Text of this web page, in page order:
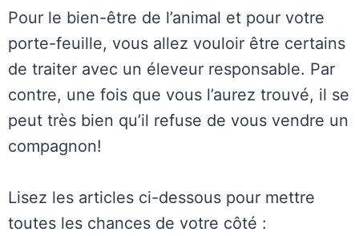
Pour le bien-être de l’animal et pour votre
porte-feuille, vous allez vouloir être certains
de traiter avec un éleveur responsable. Par
contre, une fois que vous l’aurez trouvé, il se
peut très bien qu’il refuse de vous vendre un
compagnon!
Lisez les articles ci-dessous pour mettre
toutes les chances de votre côté :